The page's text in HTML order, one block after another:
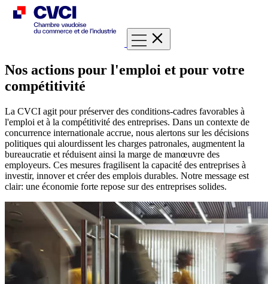
Nos actions pour l'emploi et pour votre
compétitivité
La CVCI agit pour préserver des conditions-cadres favorables à
l'emploi et à la compétitivité des entreprises. Dans un contexte de
concurrence internationale accrue, nous alertons sur les décisions
politiques qui alourdissent les charges patronales, augmentent la
bureaucratie et réduisent ainsi la marge de manœuvre des
employeurs. Ces mesures fragilisent la capacité des entreprises à
investir, innover et créer des emplois durables. Notre message est
clair: une économie forte repose sur des entreprises solides.